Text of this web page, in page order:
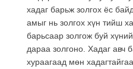
хадаг барьж золгох ёс
амыг нь золгох хүн тийш
барьсаар золгож буй
дараа золгоно. Хадаг авч
хураагаад мөн